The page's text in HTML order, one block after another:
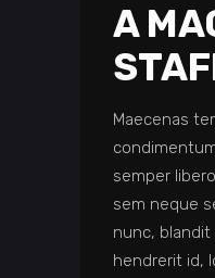
A
Maecenas
semper
sem neque
nunc, blandit
hendrerit id,